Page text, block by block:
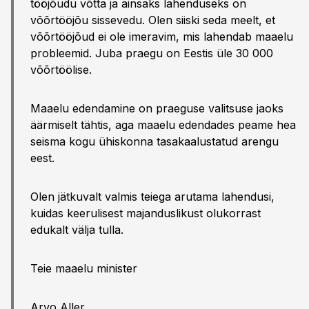
tööjõudu võtta ja ainsaks lahenduseks on
võõrtööjõu sissevedu. Olen siiski seda meelt, et
võõrtööjõud ei ole imeravim, mis lahendab maaelu
probleemid. Juba praegu on Eestis üle 30 000
võõrtöölise.
Maaelu edendamine on praeguse valitsuse jaoks
äärmiselt tähtis, aga maaelu edendades peame hea
seisma kogu ühiskonna tasakaalustatud arengu
eest.
Olen jätkuvalt valmis teiega arutama lahendusi,
kuidas keerulisest majanduslikust olukorrast
edukalt välja tulla.
Teie maaelu minister